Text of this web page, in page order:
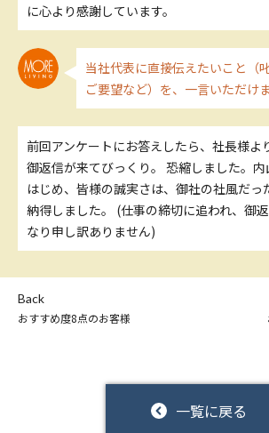
に心より感謝しています。
当社代表に直接伝えたいこと（
ご要望など）を、一言いただけ
前回アンケートにお答えしたら、社長様よ
御返信が来てびっくり。 恐縮しました。内
はじめ、皆様の誠実さは、御社の社風だっ
納得しました。 (仕事の締切に追われ、御
なり申し訳ありません)
Back
おすすめ度8点のお客様
一覧に戻る